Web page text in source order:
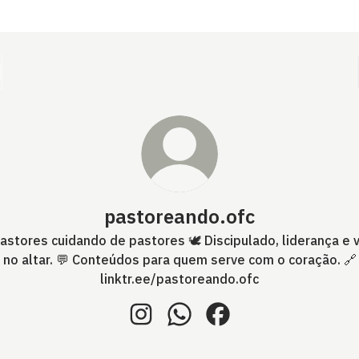
pastoreando.ofc
cuidando de pastores 🕊️ Discipulado, liderança e
no altar. 💬 Conteúdos para quem serve com o coração. 🔗
linktr.ee/pastoreando.ofc